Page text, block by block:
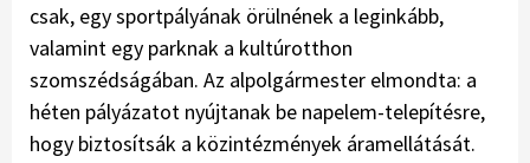
csak, egy sportpályának örülnének a leginkább,
valamint egy parknak a kultúrotthon
szomszédságában. Az alpolgármester elmondta: a
héten pályázatot nyújtanak be napelem-telepítésre,
hogy biztosítsák a közintézmények áramellátását.